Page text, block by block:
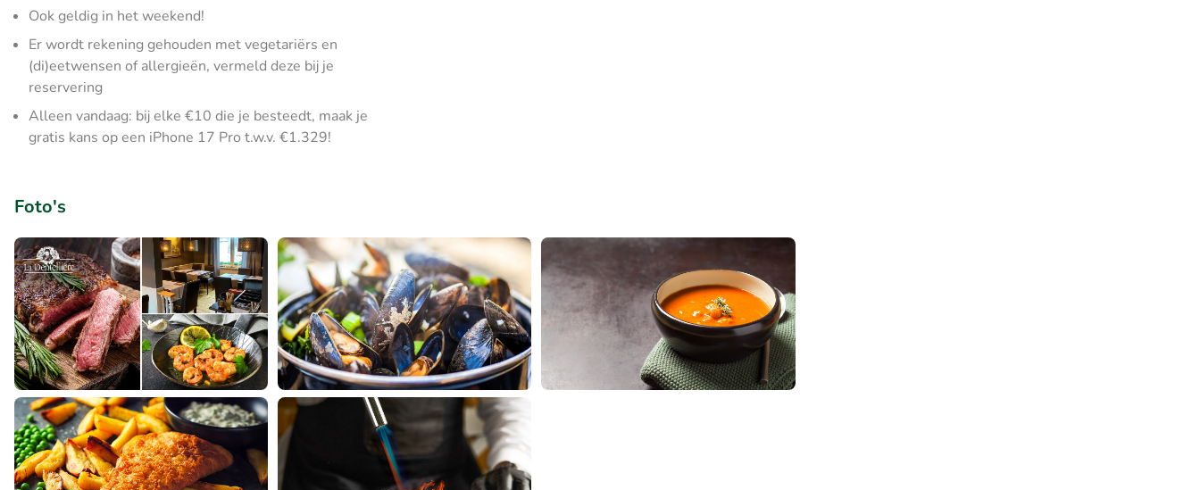
Ook geldig in het weekend!
Er wordt rekening gehouden met vegetariërs en
(di)eetwensen of allergieën, vermeld deze bij je
reservering
Alleen vandaag: bij elke €10 die je besteedt, maak je
gratis kans op een iPhone 17 Pro t.w.v. €1.329!
Foto's